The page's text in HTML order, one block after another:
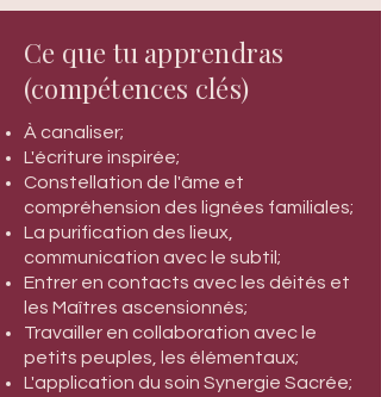
Réunir la somme des
connaissances et expériences des
Cesser de croire que tu es folle ou
hallucine
Te sentir en sécuritémalgré tout ce
que tu reçoit comme information
Vivre de nouvelles expériences
sensorielles et spirituelles
quotidiennement
Ce que tu apprendras
(compétences clés)
À canaliser;
L'écriture inspirée;
Constellation de l'âme et
compréhension des lignées familiales;
La purification des lieux,
communication avec le subtil;
Entrer en contacts avec les déités et
les Maîtres ascensionnés;
Travailler en collaboration avec le
petits peuples, les élémentaux;
L'application du soin Synergie Sacrée;